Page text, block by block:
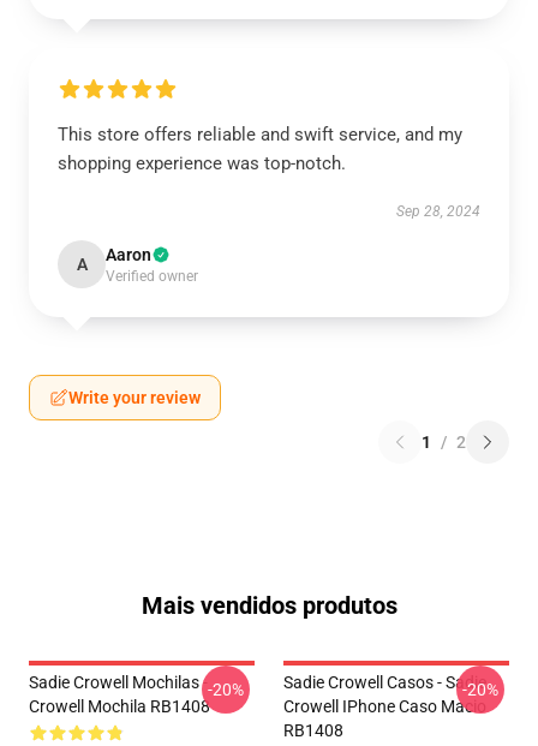
This store offers reliable and swift service, and my
shopping experience was top-notch.
Sep 28, 2024
A Aaron
Verified owner
Write your review
1 / 2
Mais vendidos produtos
Sadie Crowell Mochilas -
Crowell Mochila RB1408
-20%
Sadie Crowell Casos - Sadie
Crowell IPhone Caso Macio
RB1408
-20%